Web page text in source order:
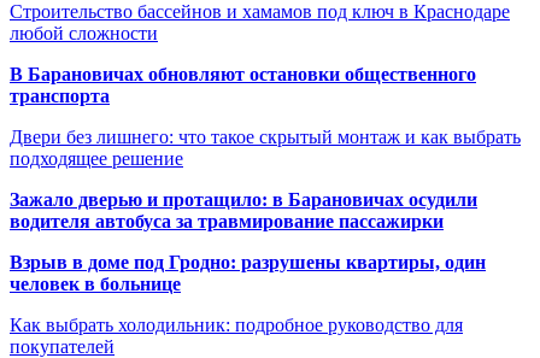
Строительство бассейнов и хамамов под ключ в Краснодаре
любой сложности
В Барановичах обновляют остановки общественного
транспорта
Двери без лишнего: что такое скрытый монтаж и как выбрать
подходящее решение
Зажало дверью и протащило: в Барановичах осудили
водителя автобуса за травмирование пассажирки
Взрыв в доме под Гродно: разрушены квартиры, один
человек в больнице
Как выбрать холодильник: подробное руководство для
покупателей